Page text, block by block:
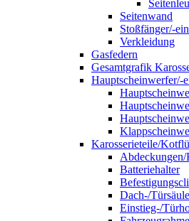
Seitenwand
Stoßfänger/-
Verkleidung
Gasfedern
Gesamtgrafik
Hauptscheinwerfer/-
Karosserieteile/
Abdeckungen/
Batteriehalter
Dach-/
Einstieg-/